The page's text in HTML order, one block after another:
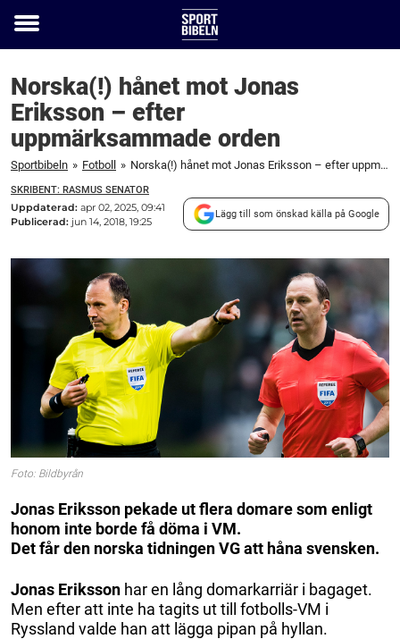
Toggle
Norska(!) hånet mot Jonas
Eriksson – efter
uppmärksammade orden
Sportbibeln » Fotboll » Norska(!) hånet mot Jonas Eriksson – efter uppmärksammade orden
SKRIBENT: RASMUS SENATOR
Uppdaterad: apr 02, 2025, 09:41
Publicerad: jun 14, 2018, 19:25
Lägg till som önskad källa på Google
Foto: Bildbyrån
Jonas Eriksson pekade ut flera domare som enligt
honom inte borde få döma i VM.
Det får den norska tidningen VG att håna svensken.
Jonas Eriksson har en lång domarkarriär i bagaget.
Men efter att inte ha tagits ut till fotbolls-VM i
Ryssland valde han att lägga pipan på hyllan.